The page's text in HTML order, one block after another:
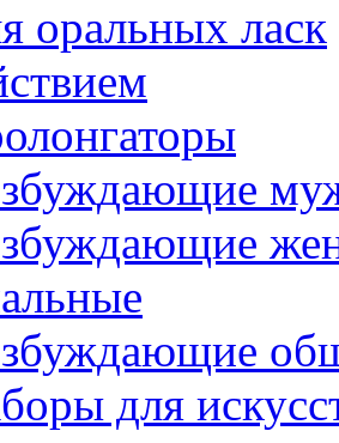
оральных ласк
для